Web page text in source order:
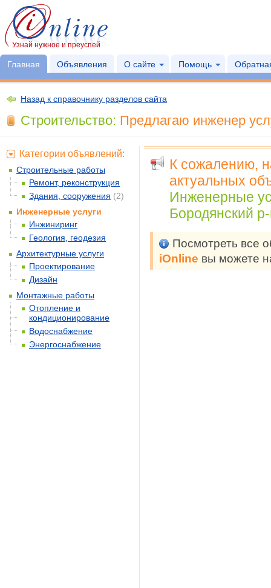
Узнай нужное и преуспей
Главная Объявления О сайте Помощь
Назад к справочнику разделов сайта
Строительство: Предлагаю инженер
К сожалению,
актуальных
Инженерные
Бородянский
Посмотреть все
iOnline вы можете
Категории объявлений:
Строительные работы
Ремонт, реконструкция
Здания, сооружения (2)
Инженерные услуги
Инжиниринг
Геология, геодезия
Архитектурные услуги
Проектирование
Дизайн
Монтажные работы
Отопление и
кондиционирование
Водоснабжение
Энергоснабжение